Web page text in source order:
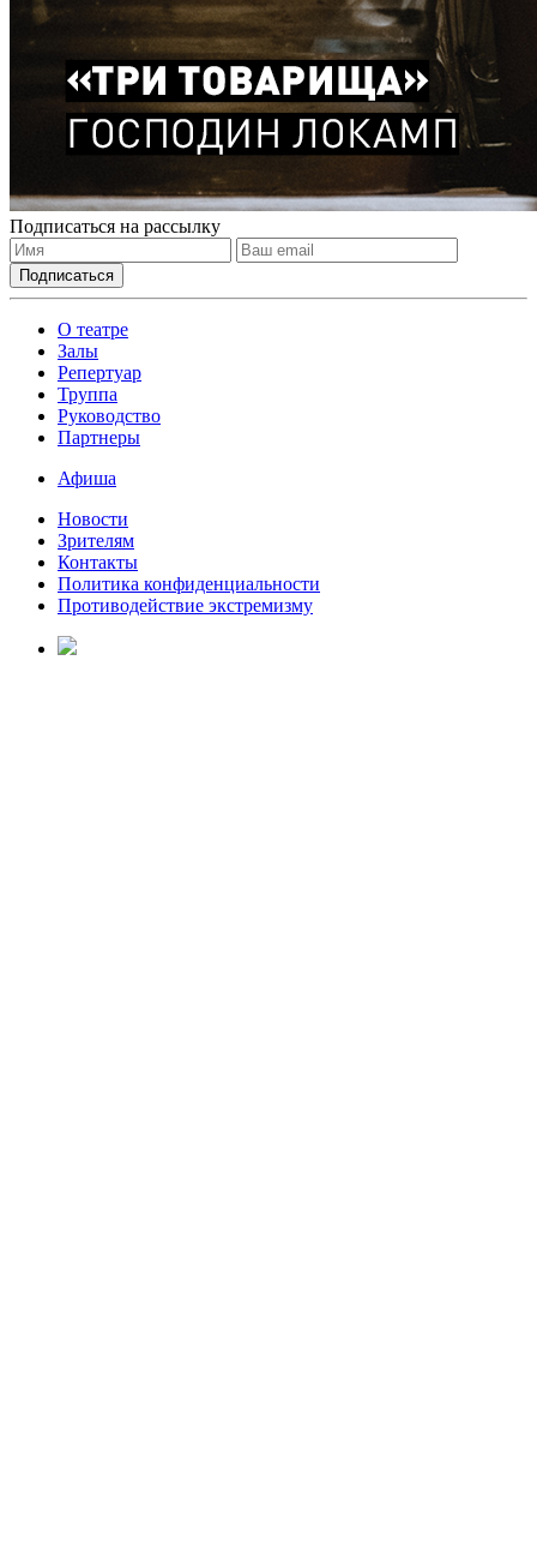
Подписаться на рассылку
О театре
Залы
Репертуар
Труппа
Руководство
Партнеры
Афиша
Новости
Зрителям
Контакты
Политика конфиденциальности
Противодействие экстремизму